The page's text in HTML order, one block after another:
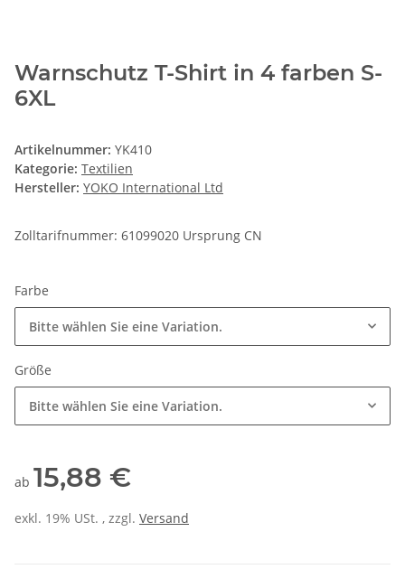
Warnschutz T-Shirt in 4 farben S-
6XL
Artikelnummer: YK410
Kategorie: Textilien
Hersteller: YOKO International Ltd
Zolltarifnummer: 61099020 Ursprung CN
Farbe
Bitte wählen Sie eine Variation.
Größe
Bitte wählen Sie eine Variation.
ab 15,88 €
exkl. 19% USt. , zzgl. Versand